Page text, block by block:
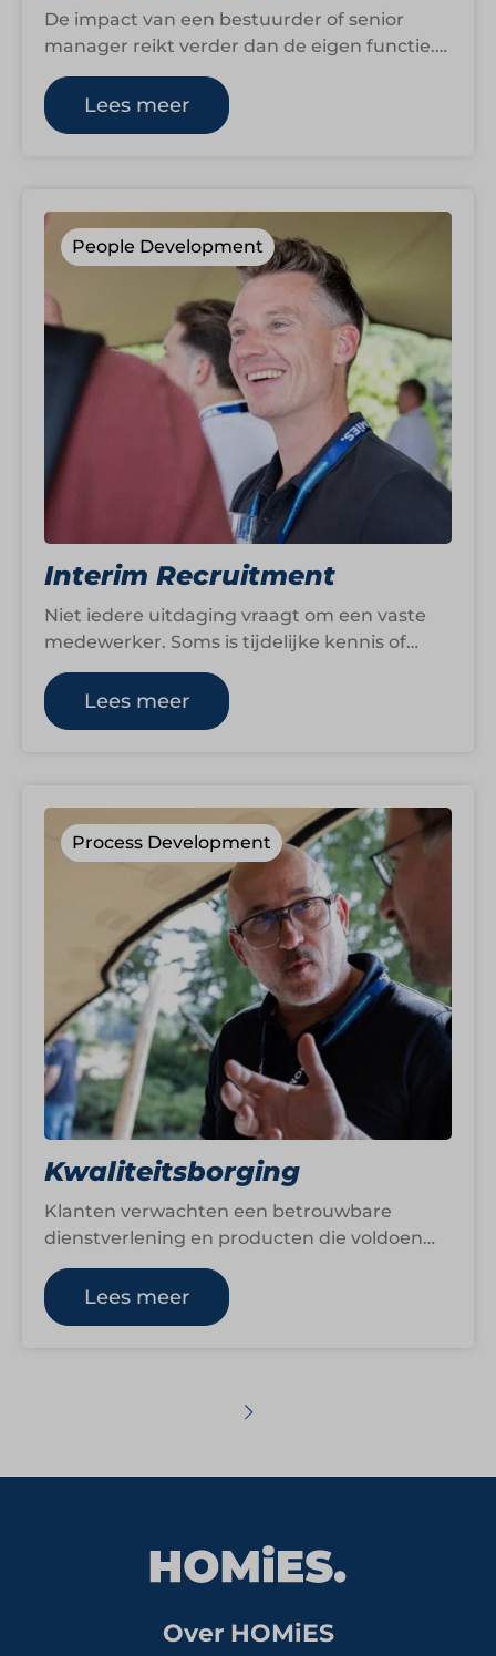
De impact van een bestuurder of senior
manager reikt verder dan de eigen functie.
Leiders bepalen mede de koers van…
Lees meer
People Development
Interim Recruitment
Niet iedere uitdaging vraagt om een vaste
medewerker. Soms is tijdelijke kennis of
extra capaciteit precies wat een organisatie
nodig…Lees meer
Process Development
Kwaliteitsborging
Klanten verwachten een betrouwbare
dienstverlening en producten die voldoen
aan hun verwachtingen. Kwaliteitsborging
helpt organisaties om processen
beheersbaar te maken,…
Lees meer
Over HOMiES